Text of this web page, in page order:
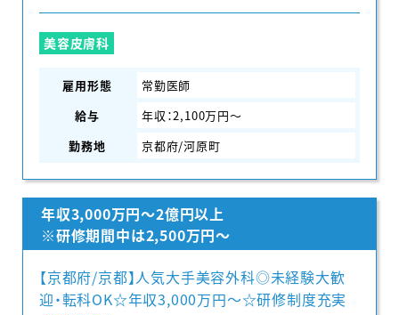
美容皮膚科
雇用形態
常勤医師
給与
年収：2,100万円〜
勤務地
京都府/河原町
年収3,000万円～2億円以上
※研修期間中は2,500万円～
【京都府/京都】人気大手美容外科◎未経験大歓
迎・転科OK☆年収3,000万円〜☆研修制度充実